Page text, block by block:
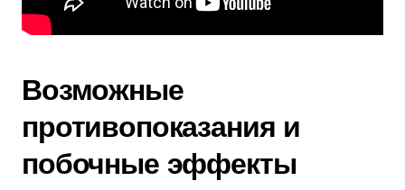
Возможные
противопоказания и
побочные эффекты